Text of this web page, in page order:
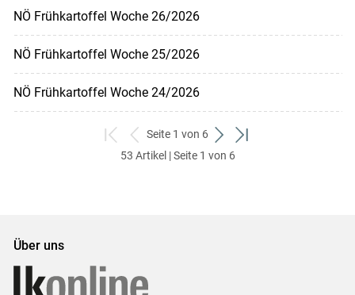
NÖ Frühkartoffel Woche 26/2026
NÖ Frühkartoffel Woche 25/2026
NÖ Frühkartoffel Woche 24/2026
zum
ersten
zurück
zum
Seite 1 von 6
weiter
zum
zum
53 Artikel | Seite 1 von 6
Über uns